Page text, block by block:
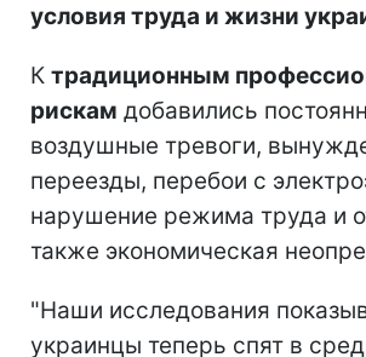
условия труда и жизни
К традиционным
рискам добавились
воздушные тревоги,
переезды, перебои с
нарушение режима труда и
также экономическая
"Наши исследования
украинцы теперь спят в